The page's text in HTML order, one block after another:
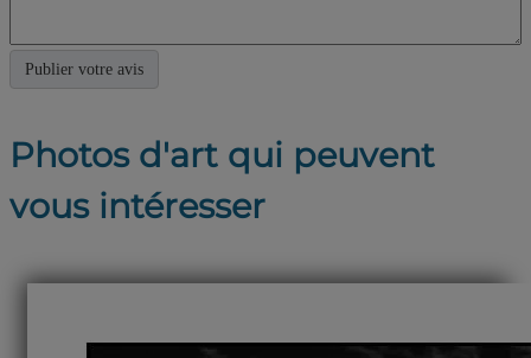
Photos d'art qui peuvent
vous intéresser